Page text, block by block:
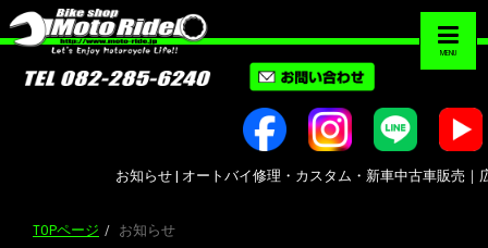
MENU
お知らせ | オートバイ修理・カスタム・新車中古車販売｜広島市南
TOPページ お知らせ